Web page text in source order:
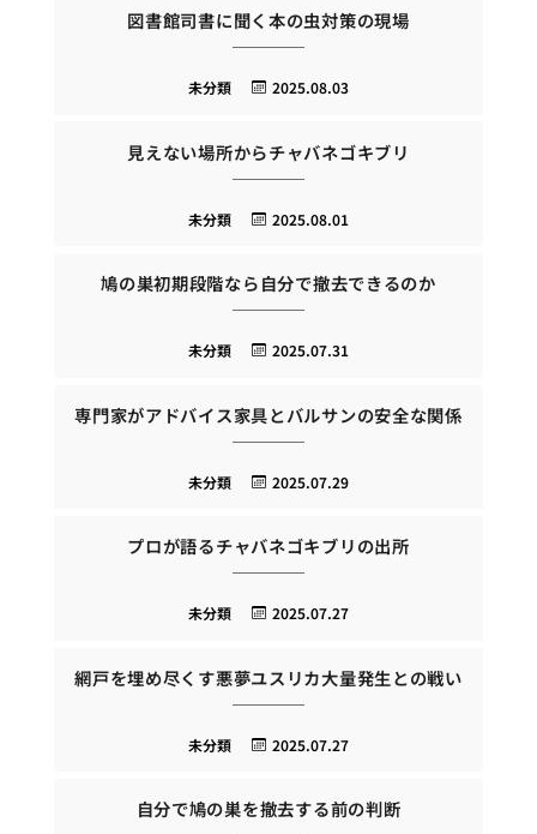
図書館司書に聞く本の虫対策の現場
2025.08.03
未分類
見えない場所からチャバネゴキブリ
2025.08.01
未分類
鳩の巣初期段階なら自分で撤去できるのか
2025.07.31
未分類
専門家がアドバイス家具とバルサンの安全な関係
2025.07.29
未分類
プロが語るチャバネゴキブリの出所
2025.07.27
未分類
網戸を埋め尽くす悪夢ユスリカ大量発生との戦い
2025.07.27
未分類
自分で鳩の巣を撤去する前の判断